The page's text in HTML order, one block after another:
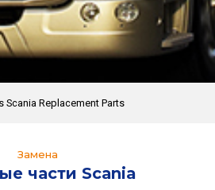
Scania Replacement Parts
Замена
части Scania